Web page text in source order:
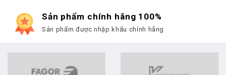
Sản phẩm chính hãng 100%
Sản phẩm được nhập khẩu chính hãng